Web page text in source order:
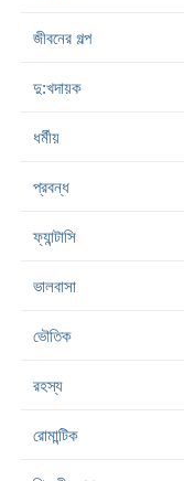
জীবনের গল্প
দু:খদায়ক
ধর্মীয়
প্রবন্ধ
ফ্যান্টাসি
ভালবাসা
ভৌতিক
রহস্য
রোমান্টিক